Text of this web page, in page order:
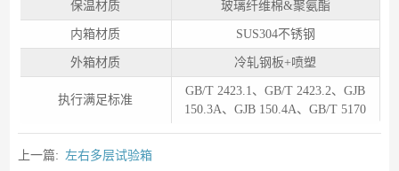
保温材质 玻璃纤维棉&聚氨酯
内箱材质 SUS304不锈钢
外箱材质 冷轧钢板+喷塑
执行满足标准
GB/T 2423.1、GB/T 2423.2、GJB
150.3A、GJB 150.4A、GB/T 5170
上一篇: 左右多层试验箱